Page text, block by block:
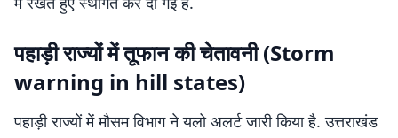
पहाड़ी राज्यों में तूफान की चेतावनी (Storm
warning in hill states)
पहाड़ी राज्यों में मौसम विभाग ने यलो अलर्ट जारी किया है. उत्तराखंड